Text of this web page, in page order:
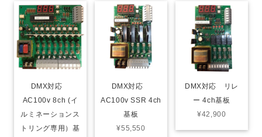
DMX対応
AC100v 8ch (イ
ルミネーションス
トリング専用）基
DMX対応
AC100v SSR 4ch
基板
¥55,550
DMX対応 リレ
ー 4ch基板
¥42,900